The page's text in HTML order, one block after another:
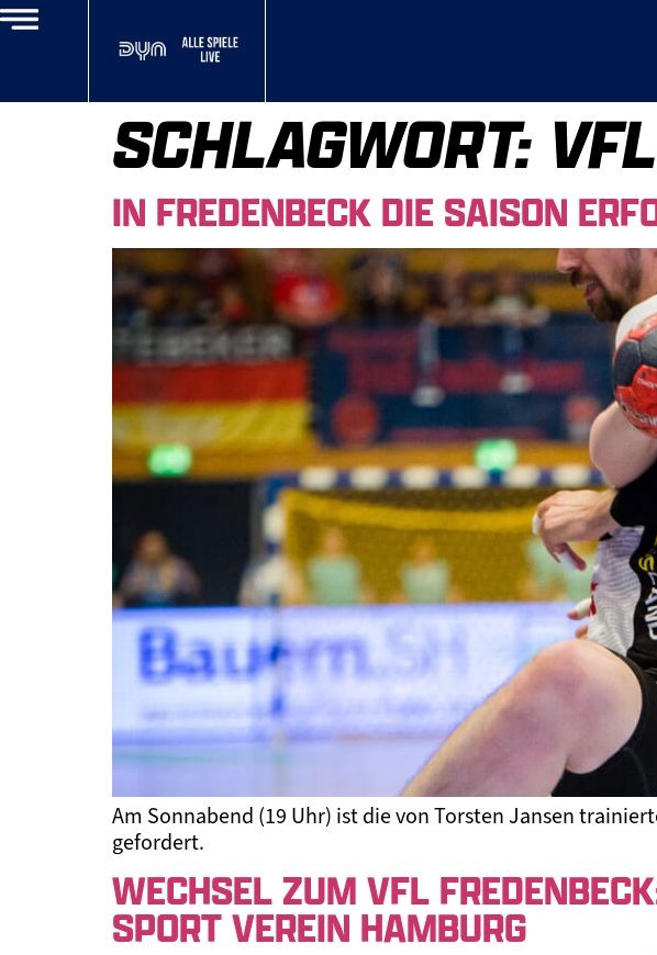
SCHLAGWORT:
IN FREDENBECK DIE SAISON
Am Sonnabend (19 Uhr) ist die von Torsten Jansen
gefordert.
WECHSEL ZUM VFL
SPORT VEREIN HAMBURG